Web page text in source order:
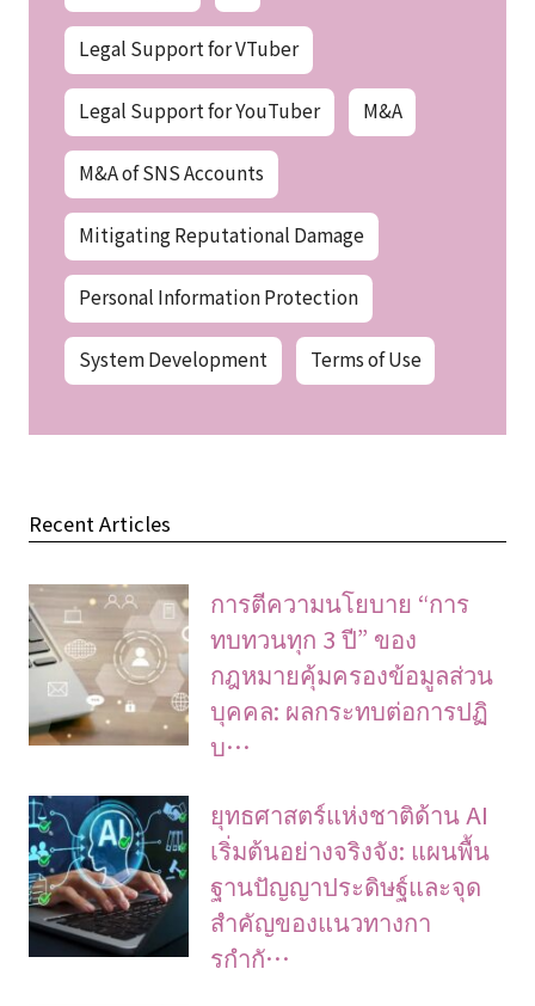
Legal Support for VTuber
Legal Support for YouTuber M&A
M&A of SNS Accounts
Mitigating Reputational Damage
Personal Information Protection
System Development Terms of Use
Recent Articles
การตีความนโยบาย “การ
ทบทวนทุก 3 ปี” ของ
กฎหมายคุ้มครองข้อมูลส่วน
บุคคล: ผลกระทบต่อการปฏิ
บ…
ยุทธศาสตร์แห่งชาติด้าน AI
เริ่มต้นอย่างจริงจัง: แผนพื้น
ฐานปัญญาประดิษฐ์และจุด
สำคัญของแนวทางกา
รกำกั…